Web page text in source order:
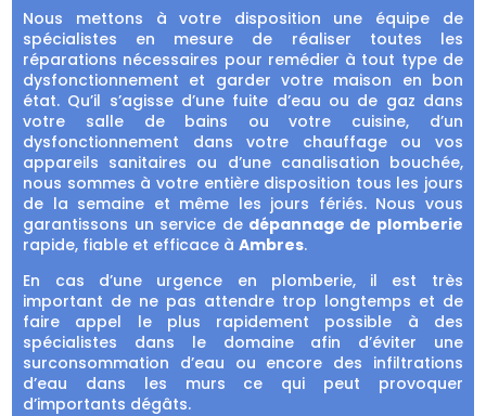
Nous mettons à votre disposition une équipe de
spécialistes en mesure de réaliser toutes les
réparations nécessaires pour remédier à tout type de
dysfonctionnement et garder votre maison en bon
état. Qu’il s’agisse d’une fuite d’eau ou de gaz dans
votre salle de bains ou votre cuisine, d’un
dysfonctionnement dans votre chauffage ou vos
appareils sanitaires ou d’une canalisation bouchée,
nous sommes à votre entière disposition tous les jours
de la semaine et même les jours fériés. Nous vous
garantissons un service de dépannage de plomberie
rapide, fiable et efficace àAmbres.
En cas d’une urgence en plomberie, il est très
important de ne pas attendre trop longtemps et de
faire appel le plus rapidement possible à des
spécialistes dans le domaine afin d’éviter une
surconsommation d’eau ou encore des infiltrations
d’eau dans les murs ce qui peut provoquer
d’importants dégâts.